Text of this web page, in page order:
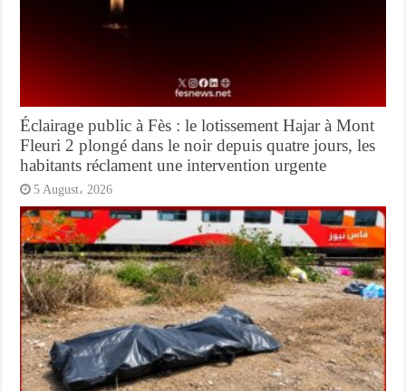
Éclairage public à Fès : le lotissement Hajar à Mont
Fleuri 2 plongé dans le noir depuis quatre jours, les
habitants réclament une intervention urgente
5 August، 2026